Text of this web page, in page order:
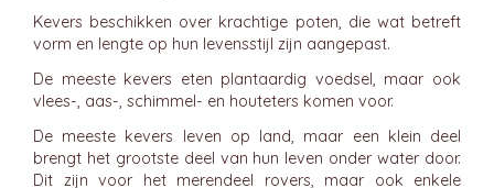
Kevers beschikken over krachtige poten, die wat betreft
vorm en lengte op hun levensstijl zijn aangepast.
De meeste kevers eten plantaardig voedsel, maar ook
vlees-, aas-, schimmel- en houteters komen voor.
De meeste kevers leven op land, maar een klein deel
brengt het grootste deel van hun leven onder water door.
Dit zijn voor het merendeel rovers, maar ook enkele